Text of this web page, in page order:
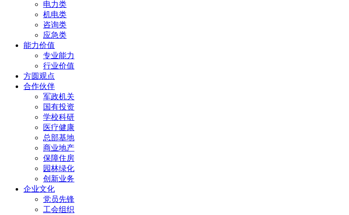
电力类
机电类
咨询类
应急类
能力价值
专业能力
行业价值
方圆观点
合作伙伴
军政机关
国有投资
学校科研
医疗健康
总部基地
商业地产
保障住房
园林绿化
创新业务
企业文化
党员先锋
工会组织